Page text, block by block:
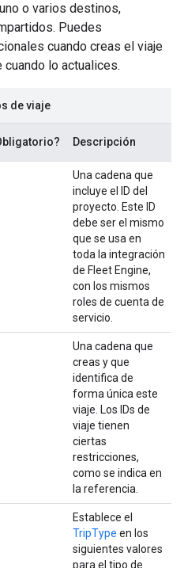
o varios destinos,
Puedes
cuando creas el viaje
lo actualices.
de viaje
Descripción
Una cadena que
incluye el ID del
proyecto. Este ID
debe ser el mismo
que se usa en
toda la integración
de Fleet Engine,
con los mismos
roles de cuenta de
servicio.
Una cadena que
creas y que
identifica de
forma única este
viaje. Los IDs de
viaje tienen
ciertas
restricciones,
como se indica en
la referencia.
Establece el
TripType en los
siguientes valores
para el tipo de